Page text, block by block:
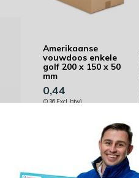
Amerikaanse
vouwdoos enkele
golf 200 x 150 x 50
mm
0,44
(0,36 Excl. btw)